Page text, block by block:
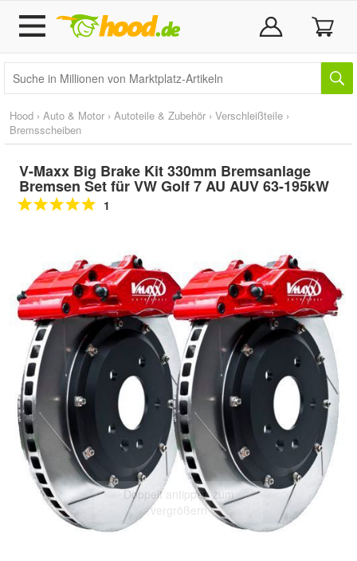
Hood › Auto & Motor › Autoteile & Zubehör › Verschleißteile ›
Bremsscheiben
V-Maxx Big Brake Kit 330mm Bremsanlage
Bremsen Set für VW Golf 7 AU AUV 63-195kW
1
Doppelt antippen zum
vergrößern